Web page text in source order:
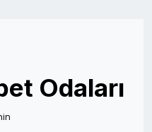
Odaları